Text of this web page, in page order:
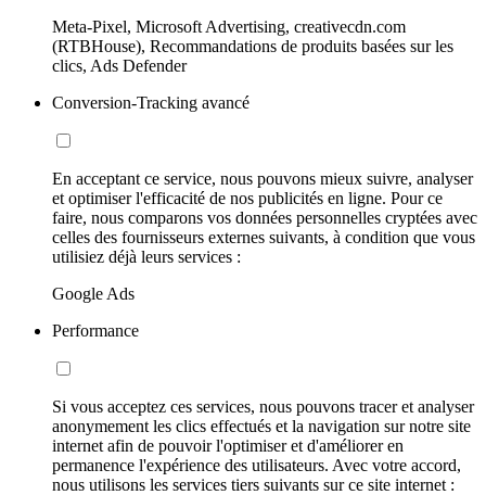
Meta-Pixel, Microsoft Advertising, creativecdn.com
(RTBHouse), Recommandations de produits basées sur les
clics, Ads Defender
Conversion-Tracking avancé
En acceptant ce service, nous pouvons mieux suivre, analyser
et optimiser l'efficacité de nos publicités en ligne. Pour ce
faire, nous comparons vos données personnelles cryptées avec
celles des fournisseurs externes suivants, à condition que vous
utilisiez déjà leurs services :
Google Ads
Performance
Si vous acceptez ces services, nous pouvons tracer et analyser
anonymement les clics effectués et la navigation sur notre site
internet afin de pouvoir l'optimiser et d'améliorer en
permanence l'expérience des utilisateurs. Avec votre accord,
nous utilisons les services tiers suivants sur ce site internet :